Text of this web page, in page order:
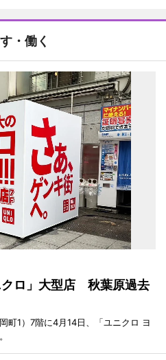
・働く
ロ」大型店 秋葉原過去
町1）7階に4月14日、「ユニクロ ヨ